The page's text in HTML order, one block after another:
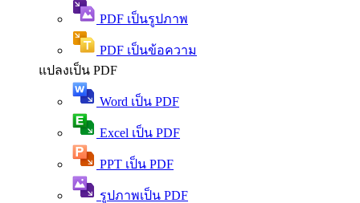
PDF เป็นรูปภาพ
PDF เป็นข้อความ
แปลงเป็น PDF
Word เป็น PDF
Excel เป็น PDF
PPT เป็น PDF
รูปภาพเป็น PDF